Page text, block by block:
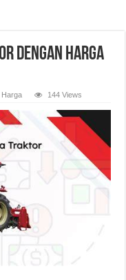
dengan Harga
Harga 144 Views